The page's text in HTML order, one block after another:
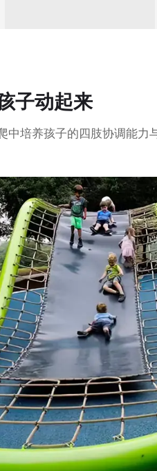
子动起来
中培养孩子的四肢协调能力